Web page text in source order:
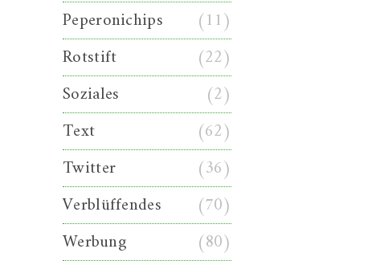
Peperonichips
(11)
Rotstift
(22)
Soziales
(2)
Text
(62)
Twitter
(36)
Verblüffendes
(70)
Werbung
(80)